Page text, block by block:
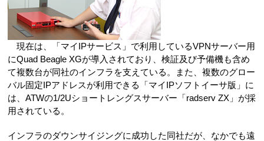
現在は、「マイIPサービス」で利用しているVPNサーバー用
にQuad Beagle XGが導入されており、検証及び予備機も含め
て複数台が同社のインフラを支えている。また、複数のグロー
バル固定IPアドレスが利用できる「マイIPソフトイーサ版」に
は、ATWの1/2Uショートレングスサーバー「radserv ZX」が採
用されている。
インフラのダウンサイジングに成功した同社だが、なかでも遠